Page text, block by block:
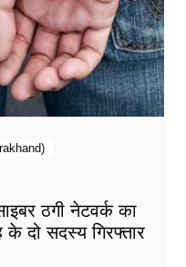
ठगी नेटवर्क का
दो सदस्य गिरफ्तार